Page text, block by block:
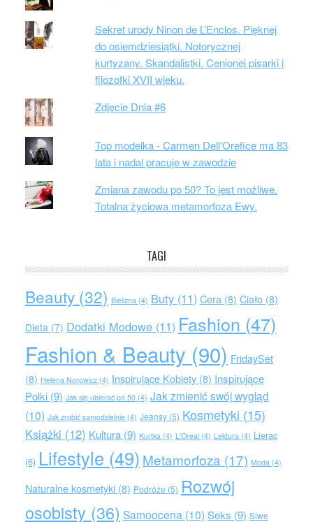
Sekret urody Ninon de L’Enclos. Pięknej
do osiemdziesiątki. Notorycznej
kurtyzany. Skandalistki. Cenionej pisarki i
filozofki XVII wieku.
Zdjęcie Dnia #6
Top modelka - Carmen Dell'Orefice ma 83
lata i nadal pracuje w zawodzie
Zmiana zawodu po 50? To jest możliwe.
Totalna życiowa metamorfoza Ewy.
TAGI
Beauty(32) Bielizna (4) Buty(11) Cera (8) Ciało(8)
Dieta (7) Dodatki Modowe(11) Fashion (47)
Fashion & Beauty (90) FridaySet
(8) Helena Norowicz(4) Inspirujące Kobiety(8) Inspirujące
Polki(9) Jak się ubierać po 50(4) Jak zmienić swój wygląd
(10) Jak zrobić samodzielnie(4) Jeansy(5) Kosmetyki (15)
Książki (12) Kultura(9) Kurtka (4) L'Oreal(4) Lektura (4) Lierac
(6) Lifestyle (49) Metamorfoza (17) Moda (4)
Naturalne kosmetyki(8) Podróże (5) Rozwój
osobisty (36) Samoocena (10) Seks (9) Siwe